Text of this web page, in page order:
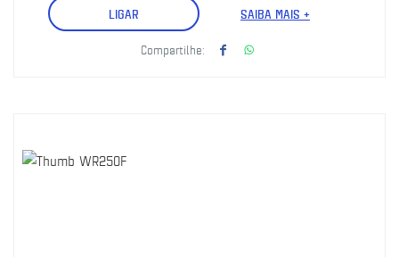
LIGAR SAIBA MAIS +
Compartilhe: